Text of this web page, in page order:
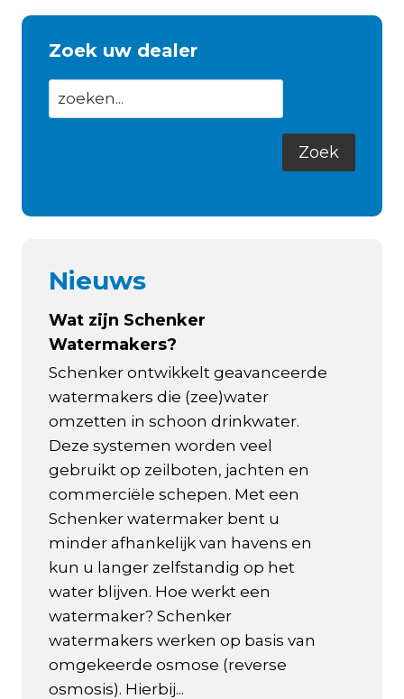
Zoek uw dealer
Nieuws
Wat zijn Schenker
Watermakers?
Schenker ontwikkelt geavanceerde
watermakers die (zee)water
omzetten in schoon drinkwater.
Deze systemen worden veel
gebruikt op zeilboten, jachten en
commerciële schepen. Met een
Schenker watermaker bent u
minder afhankelijk van havens en
kun u langer zelfstandig op het
water blijven. Hoe werkt een
watermaker? Schenker
watermakers werken op basis van
omgekeerde osmose (reverse
osmosis). Hierbij...